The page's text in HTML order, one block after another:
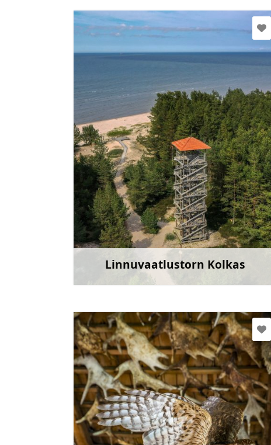
Linnuvaatlustorn Kolkas
slitere@daba.gov.lv
+371 67800389
Mine